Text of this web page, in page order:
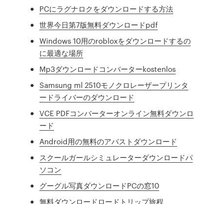
PCにラグナロクをダウンロードする方法
世界今日第7版無料ダウンロードpdf
Windows 10用のrobloxをダウンロードするの
に最適な場所
Mp3ダウンロードコンバーターkostenlos
Samsung ml 2510モノクロレーザープリンタ
ードライバーのダウンロード
VCE PDFコンバーターオンライン無料ダウンロ
ード
Android用の無料のアバストダウンロード
スクールガールシミュレーターダウンロードパ
ソコン
グーグル写真ダウンロードPCの窓10
無料ダウンロードロードトリップ旅程